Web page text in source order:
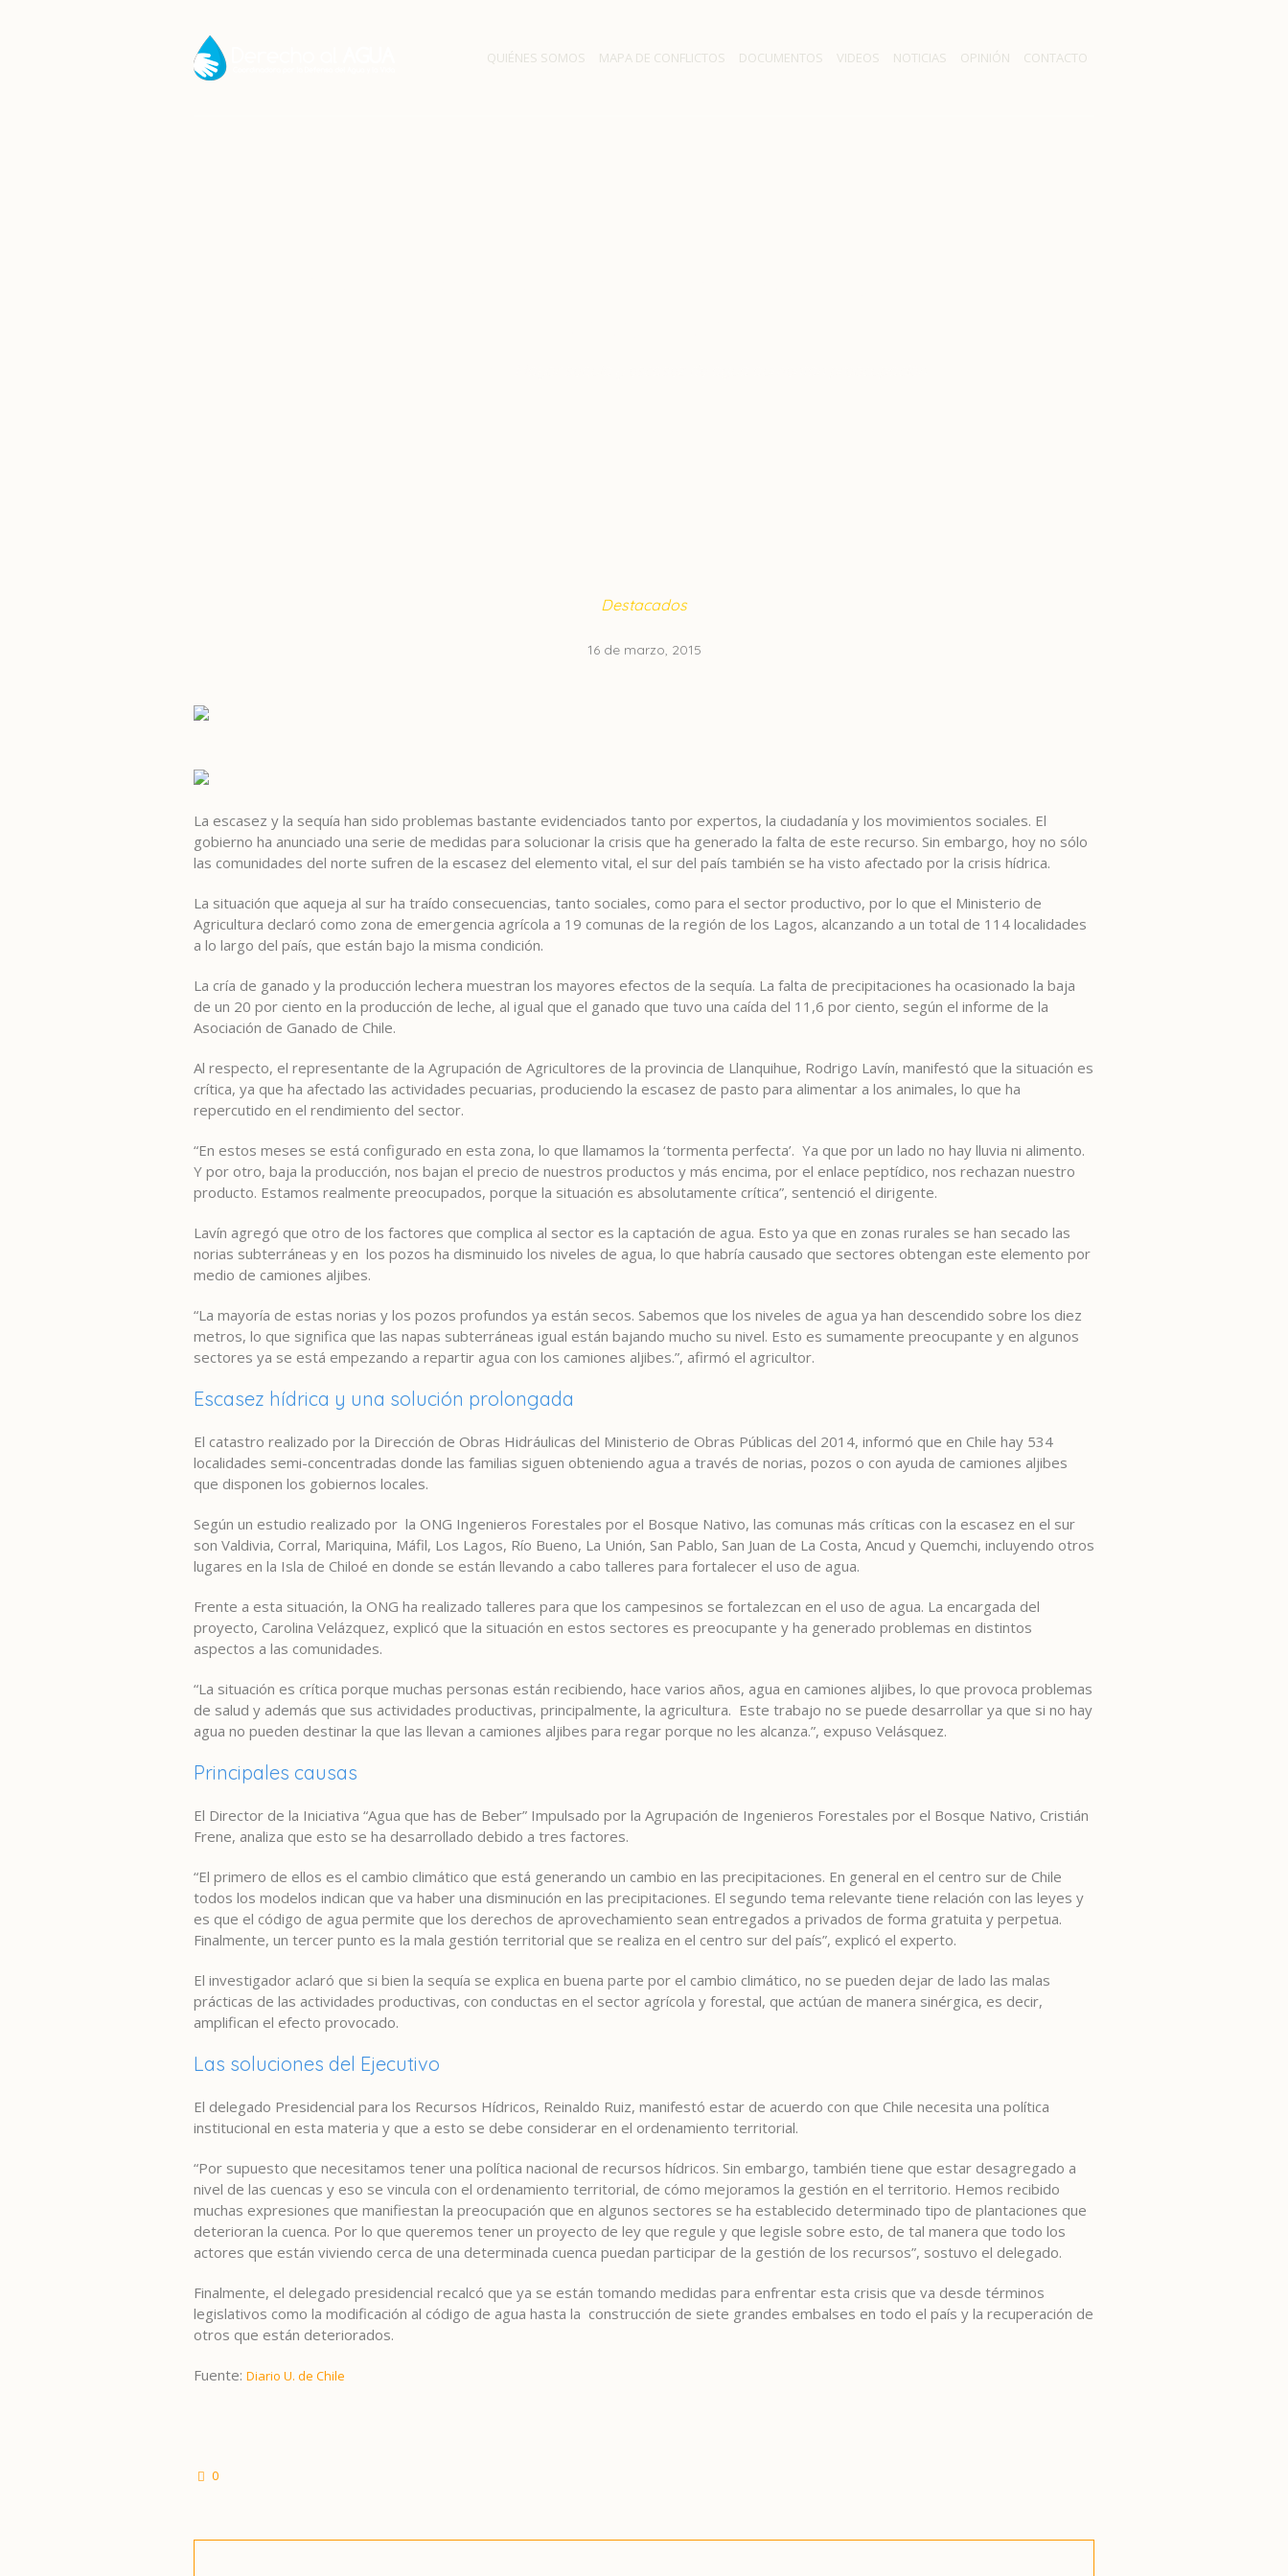
QUIÉNES SOMOS MAPA DE CONFLICTOS DOCUMENTOS VIDEOS NOTICIAS OPINIÓN CONTACTO
Destacados
16 de marzo, 2015
La escasez y la sequía han sido problemas bastante evidenciados tanto por expertos, la ciudadanía y los movimientos sociales. El
gobierno ha anunciado una serie de medidas para solucionar la crisis que ha generado la falta de este recurso. Sin embargo, hoy no sólo
las comunidades del norte sufren de la escasez del elemento vital, el sur del país también se ha visto afectado por la crisis hídrica.
La situación que aqueja al sur ha traído consecuencias, tanto sociales, como para el sector productivo, por lo que el Ministerio de
Agricultura declaró como zona de emergencia agrícola a 19 comunas de la región de los Lagos, alcanzando a un total de 114 localidades
a lo largo del país, que están bajo la misma condición.
La cría de ganado y la producción lechera muestran los mayores efectos de la sequía. La falta de precipitaciones ha ocasionado la baja
de un 20 por ciento en la producción de leche, al igual que el ganado que tuvo una caída del 11,6 por ciento, según el informe de la
Asociación de Ganado de Chile.
Al respecto, el representante de la Agrupación de Agricultores de la provincia de Llanquihue, Rodrigo Lavín, manifestó que la situación es
crítica, ya que ha afectado las actividades pecuarias, produciendo la escasez de pasto para alimentar a los animales, lo que ha
repercutido en el rendimiento del sector.
“En estos meses se está configurado en esta zona, lo que llamamos la ‘tormenta perfecta’. Ya que por un lado no hay lluvia ni alimento.
Y por otro, baja la producción, nos bajan el precio de nuestros productos y más encima, por el enlace peptídico, nos rechazan nuestro
producto. Estamos realmente preocupados, porque la situación es absolutamente crítica”, sentenció el dirigente.
Lavín agregó que otro de los factores que complica al sector es la captación de agua. Esto ya que en zonas rurales se han secado las
norias subterráneas y en los pozos ha disminuido los niveles de agua, lo que habría causado que sectores obtengan este elemento por
medio de camiones aljibes.
“La mayoría de estas norias y los pozos profundos ya están secos. Sabemos que los niveles de agua ya han descendido sobre los diez
metros, lo que significa que las napas subterráneas igual están bajando mucho su nivel. Esto es sumamente preocupante y en algunos
sectores ya se está empezando a repartir agua con los camiones aljibes.”, afirmó el agricultor.
Escasez hídrica y una solución prolongada
El catastro realizado por la Dirección de Obras Hidráulicas del Ministerio de Obras Públicas del 2014, informó que en Chile hay 534
localidades semi-concentradas donde las familias siguen obteniendo agua a través de norias, pozos o con ayuda de camiones aljibes
que disponen los gobiernos locales.
Según un estudio realizado por la ONG Ingenieros Forestales por el Bosque Nativo, las comunas más críticas con la escasez en el sur
son Valdivia, Corral, Mariquina, Máfil, Los Lagos, Río Bueno, La Unión, San Pablo, San Juan de La Costa, Ancud y Quemchi, incluyendo otros
lugares en la Isla de Chiloé en donde se están llevando a cabo talleres para fortalecer el uso de agua.
Frente a esta situación, la ONG ha realizado talleres para que los campesinos se fortalezcan en el uso de agua. La encargada del
proyecto, Carolina Velázquez, explicó que la situación en estos sectores es preocupante y ha generado problemas en distintos
aspectos a las comunidades.
“La situación es crítica porque muchas personas están recibiendo, hace varios años, agua en camiones aljibes, lo que provoca problemas
de salud y además que sus actividades productivas, principalmente, la agricultura. Este trabajo no se puede desarrollar ya que si no hay
agua no pueden destinar la que las llevan a camiones aljibes para regar porque no les alcanza.”, expuso Velásquez.
Principales causas
El Director de la Iniciativa “Agua que has de Beber” Impulsado por la Agrupación de Ingenieros Forestales por el Bosque Nativo, Cristián
Frene, analiza que esto se ha desarrollado debido a tres factores.
“El primero de ellos es el cambio climático que está generando un cambio en las precipitaciones. En general en el centro sur de Chile
todos los modelos indican que va haber una disminución en las precipitaciones. El segundo tema relevante tiene relación con las leyes y
es que el código de agua permite que los derechos de aprovechamiento sean entregados a privados de forma gratuita y perpetua.
Finalmente, un tercer punto es la mala gestión territorial que se realiza en el centro sur del país”, explicó el experto.
El investigador aclaró que si bien la sequía se explica en buena parte por el cambio climático, no se pueden dejar de lado las malas
prácticas de las actividades productivas, con conductas en el sector agrícola y forestal, que actúan de manera sinérgica, es decir,
amplifican el efecto provocado.
Las soluciones del Ejecutivo
El delegado Presidencial para los Recursos Hídricos, Reinaldo Ruiz, manifestó estar de acuerdo con que Chile necesita una política
institucional en esta materia y que a esto se debe considerar en el ordenamiento territorial.
“Por supuesto que necesitamos tener una política nacional de recursos hídricos. Sin embargo, también tiene que estar desagregado a
nivel de las cuencas y eso se vincula con el ordenamiento territorial, de cómo mejoramos la gestión en el territorio. Hemos recibido
muchas expresiones que manifiestan la preocupación que en algunos sectores se ha establecido determinado tipo de plantaciones que
deterioran la cuenca. Por lo que queremos tener un proyecto de ley que regule y que legisle sobre esto, de tal manera que todo los
actores que están viviendo cerca de una determinada cuenca puedan participar de la gestión de los recursos”, sostuvo el delegado.
Finalmente, el delegado presidencial recalcó que ya se están tomando medidas para enfrentar esta crisis que va desde términos
legislativos como la modificación al código de agua hasta la construcción de siete grandes embalses en todo el país y la recuperación de
otros que están deteriorados.
Fuente: Diario U. de Chile
0